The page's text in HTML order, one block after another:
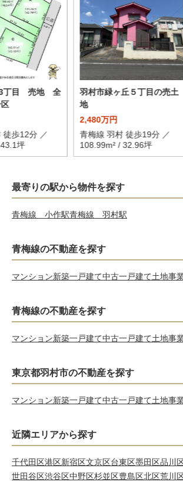
3丁目 売地 全
徒歩12分 ／
坪
羽村市緑ヶ丘５丁目の売土
地
2,480万円
青梅線 羽村 徒歩19分 ／
108.99m² / 32.96坪
最寄りの駅から物件を探す
青梅線 小作駅青梅線 羽村駅
青梅線の不動産を探す
マンション新築一戸建て中古一戸建て土地事
青梅線の不動産を探す
マンション新築一戸建て中古一戸建て土地事
東京都羽村市の不動産を探す
マンション新築一戸建て中古一戸建て土地事
近隣エリアから探す
千代田区港区新宿区文京区台東区墨田区品川
世田谷区渋谷区中野区杉並区豊島区北区荒川